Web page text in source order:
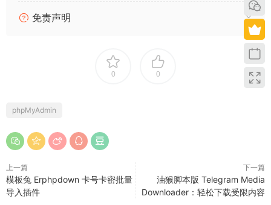
免责声明
0 0
phpMyAdmin
上一篇
模板兔 Erphpdown 卡号卡密批量
导入插件
下一篇
油猴脚本版 Telegram Media
Downloader：轻松下载受限内容